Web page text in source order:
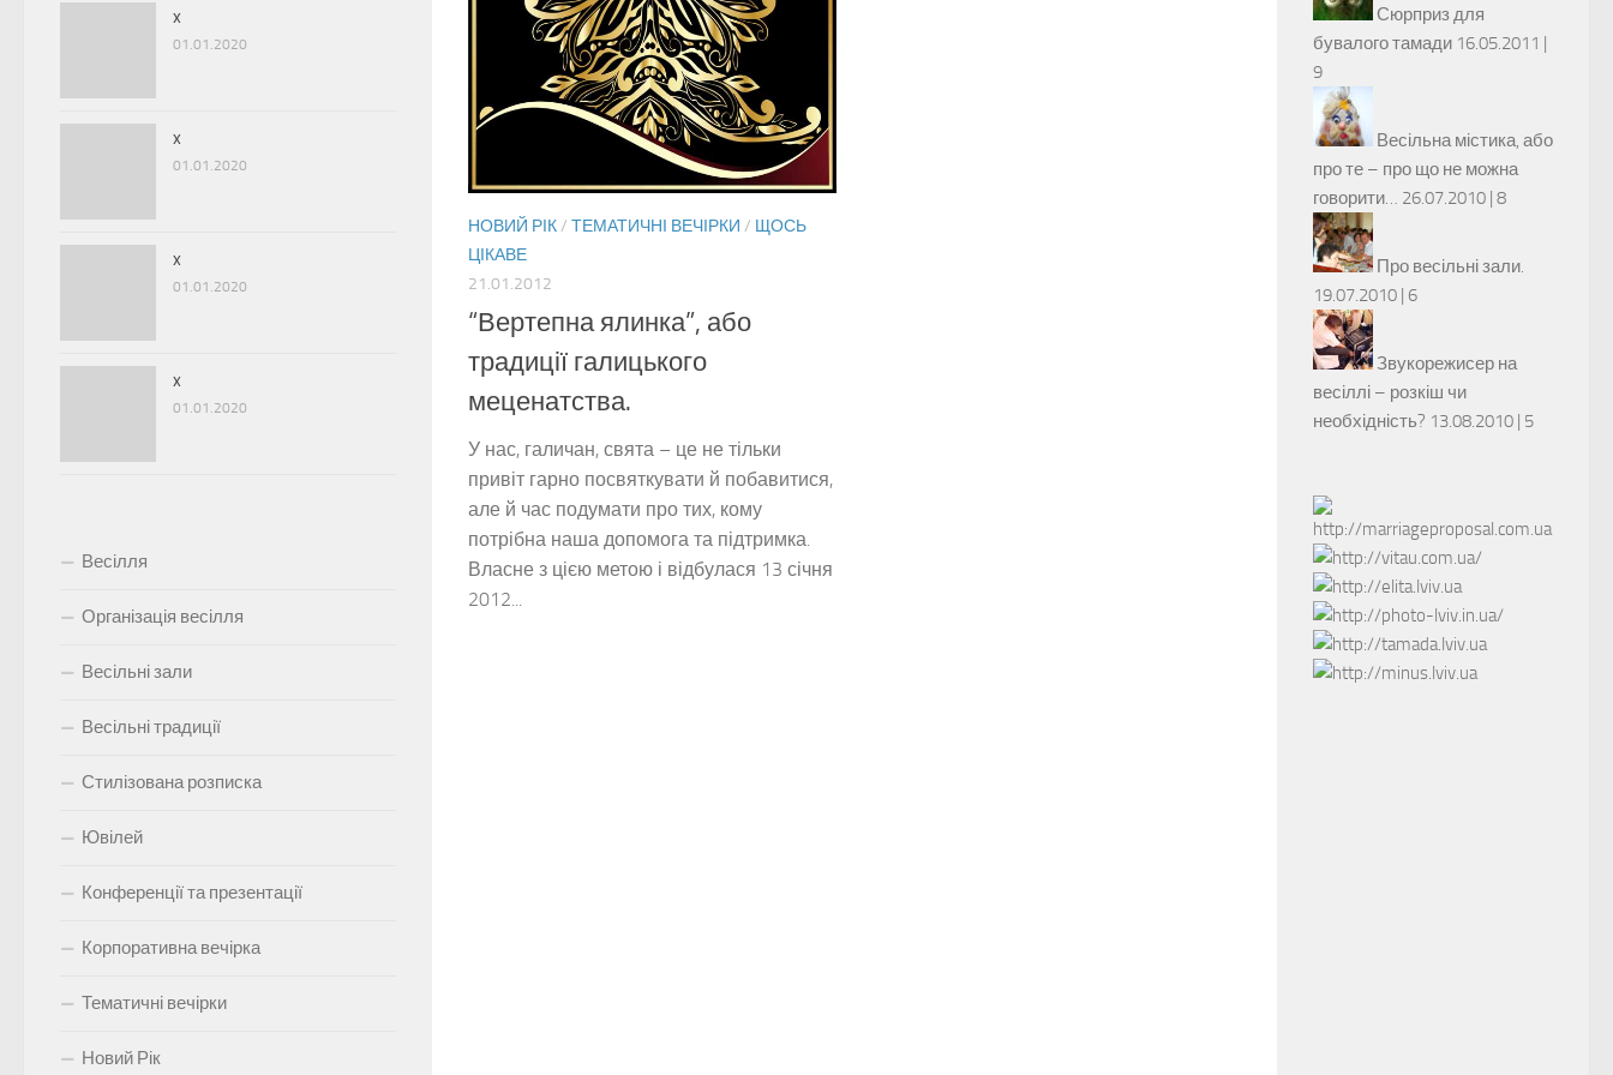
НОВИЙ РІК/ ТЕМАТИЧНІ ВЕЧІРКИ / ЩОСЬ
ЦІКАВЕ
21.01.2012
“Вертепна ялинка”, або
традиції галицького
меценатства.
У нас, галичан, свята – це не тільки
привіт гарно посвяткувати й побавитися,
але й час подумати про тих, кому
потрібна наша допомога та підтримка.
Власне з цією метою і відбулася 13 січня
2012...
x
01.01.2020
x
01.01.2020
x
01.01.2020
x
01.01.2020
Весілля
Організація весілля
Весільні зали
Весільні традиції
Стилізована розписка
Ювілей
Конференції та презентації
Корпоративна вечірка
Тематичні вечірки
Новий Рік
Сюрприз для
бувалого тамади 16.05.2011 |
9
Весільна містика, або
про те – про що не можна
говорити… 26.07.2010 | 8
Про весільні зали.
19.07.2010 | 6
Звукорежисер на
весіллі – розкіш чи
необхідність? 13.08.2010 | 5